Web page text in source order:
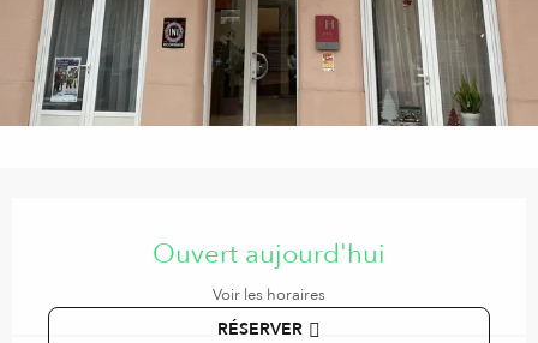
Ouvert aujourd'hui
Voir les horaires
RÉSERVER